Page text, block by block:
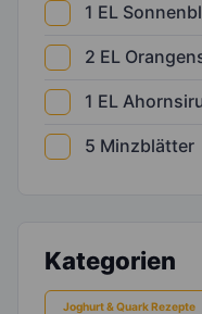
1 EL
2 EL
1 EL
5 Minzblätter
Kategorien
Joghurt & Quark Rezepte